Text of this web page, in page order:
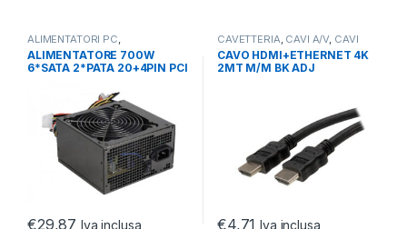
ALIMENTATORI PC
COMPONENTI PC,DA 400 A
1000 WATT
ALIMENTATORE 700W
6*SATA 2*PATA 20+4PIN PCI
€29,87 Iva inclusa
CAVETTERIA CAVI A/V, CAVI
HDMI
CAVO HDMI+ETHERNET 4K
2MT M/M BK ADJ
€4,71 Iva inclusa